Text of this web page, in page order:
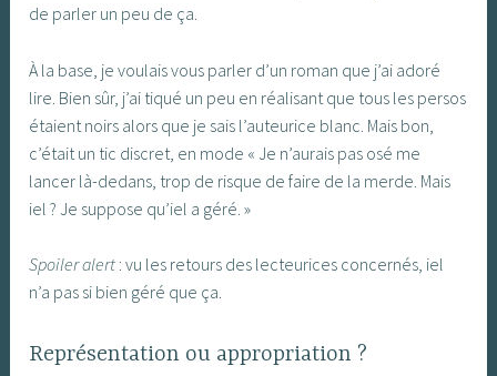
de parler un peu de ça.
À la base, je voulais vous parler d’un roman que j’ai adoré
lire. Bien sûr, j’ai tiqué un peu en réalisant que tous les persos
étaient noirs alors que je sais l’auteurice blanc. Mais bon,
c’était un tic discret, en mode « Je n’aurais pas osé me
lancer là-dedans, trop de risque de faire de la merde. Mais
iel ? Je suppose qu’iel a géré. »
Spoiler alert : vu les retours des lecteurices concernés, iel
n’a pas si bien géré que ça.
Représentation ou appropriation ?